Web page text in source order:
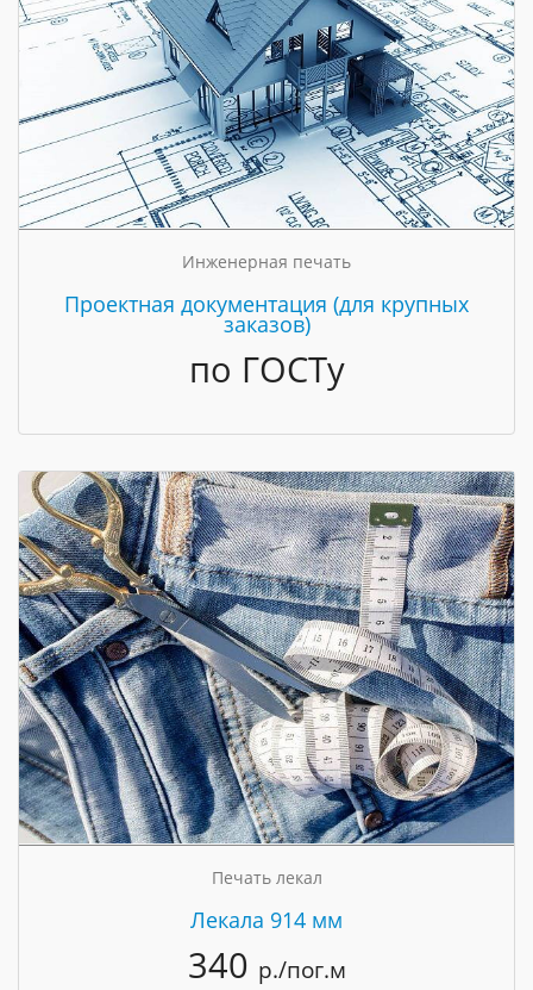
Инженерная печать
Проектная документация (для крупных
заказов)
по ГОСТу
Печать лекал
Лекала 914 мм
340 р./пог.м